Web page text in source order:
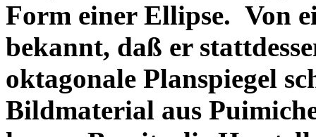
Form einer Ellipse. Von
bekannt, daß er
oktagonale Planspiegel
Bildmaterial aus